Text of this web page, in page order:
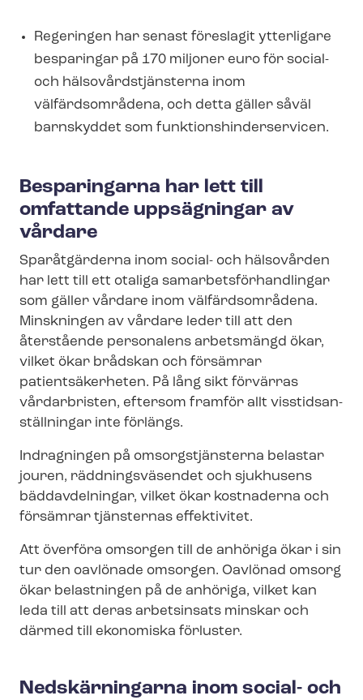
Regeringen har senast föreslagit ytterligare
besparingar på 170 miljoner euro för social-
och häl­so­vårds­tjäns­ter­na inom
välfärdsområdena, och detta gäller såväl
barnskyddet som funk­tions­hin­der­ser­vicen.
Besparingarna har lett till
omfattande uppsägningar av
vårdare
Sparåtgärderna inom social- och hälsovården
har lett till ett otaliga sam­ar­bets­för­hand­ling­ar
som gäller vårdare inom välfärdsområdena.
Minskningen av vårdare leder till att den
återstående personalens arbetsmängd ökar,
vilket ökar brådskan och försämrar
patientsäkerheten. På lång sikt förvärras
vårdarbristen, eftersom framför allt viss­tids­an­
ställ­ning­ar inte förlängs.
Indragningen på omsorgstjänsterna belastar
jouren, räddningsväsendet och sjukhusens
bäddavdelningar, vilket ökar kostnaderna och
försämrar tjänsternas effektivitet.
Att överföra omsorgen till de anhöriga ökar i sin
tur den oavlönade omsorgen. Oavlönad omsorg
ökar belastningen på de anhöriga, vilket kan
leda till att deras arbetsinsats minskar och
därmed till ekonomiska förluster.
Nedskärningarna inom social- och